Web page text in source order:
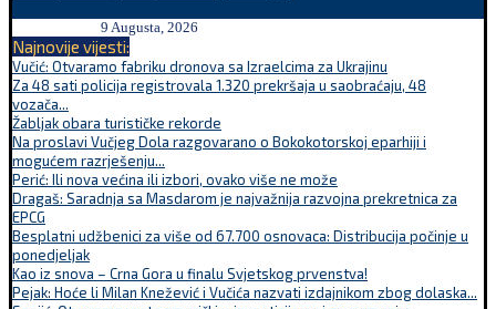
9 Augusta, 2026
Najnovije vijesti:
Vučić: Otvaramo fabriku dronova sa Izraelcima za Ukrajinu
Za 48 sati policija registrovala 1.320 prekršaja u saobraćaju, 48
vozača...
Žabljak obara turističke rekorde
Na proslavi Vučjeg Dola razgovarano o Bokokotorskoj eparhiji i
mogućem razrješenju...
Perić: Ili nova većina ili izbori, ovako više ne može
Dragaš: Saradnja sa Masdarom je najvažnija razvojna prekretnica za
EPCG
Besplatni udžbenici za više od 67.700 osnovaca: Distribucija počinje u
ponedjeljak
Kao iz snova – Crna Gora u finalu Svjetskog prvenstva!
Pejak: Hoće li Milan Knežević i Vučića nazvati izdajnikom zbog dolaska...